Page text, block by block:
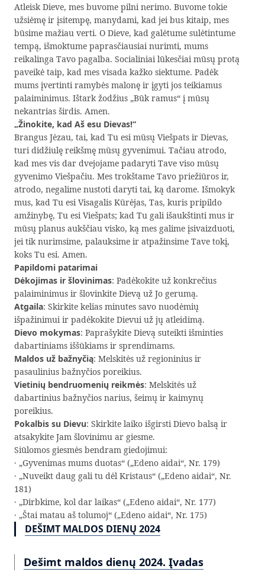
Atleisk Dieve, mes buvome pilni nerimo. Buvome tokie
užsiėmę ir įsitempę, manydami, kad jei bus kitaip, mes
būsime mažiau verti. O Dieve, kad galėtume sulėtintume
tempą, išmoktume paprasčiausiai nurimti, mums
reikalinga Tavo pagalba. Socialiniai lūkesčiai mūsų protą
paveikė taip, kad mes visada kažko siektume. Padėk
mums įvertinti ramybės malonę ir įgyti jos teikiamus
palaiminimus. Ištark žodžius „Būk ramus“ į mūsų
nekantrias širdis. Amen.
„Žinokite, kad Aš esu Dievas!“
Brangus Jėzau, tai, kad Tu esi mūsų Viešpats ir Dievas,
turi didžiulę reikšmę mūsų gyvenimui. Tačiau atrodo,
kad mes vis dar dvejojame padaryti Tave viso mūsų
gyvenimo Viešpačiu. Mes trokštame Tavo priežiūros ir,
atrodo, negalime nustoti daryti tai, ką darome. Išmokyk
mus, kad Tu esi Visagalis Kūrėjas, Tas, kuris pripildo
amžinybę, Tu esi Viešpats; kad Tu gali išaukštinti mus ir
mūsų planus aukščiau visko, ką mes galime įsivaizduoti,
jei tik nurimsime, palauksime ir atpažinsime Tave tokį,
koks Tu esi. Amen.
Papildomi patarimai
Dėkojimas ir šlovinimas: Padėkokite už konkrečius
palaiminimus ir šlovinkite Dievą už Jo gerumą.
Atgaila: Skirkite kelias minutes savo nuodėmių
išpažinimui ir padėkokite Dievui už jų atleidimą.
Dievo mokymas: Paprašykite Dievą suteikti išminties
dabartiniams iššūkiams ir sprendimams.
Maldos už bažnyčią: Melskitės už regioninius ir
pasaulinius bažnyčios poreikius.
Vietinių bendruomenių reikmės: Melskitės už
dabartinius bažnyčios narius, šeimų ir kaimynų
poreikius.
Pokalbis su Dievu: Skirkite laiko išgirsti Dievo balsą ir
atsakykite Jam šlovinimu ar giesme.
Siūlomos giesmės bendram giedojimui:
· „Gyvenimas mums duotas“ („Edeno aidai“, Nr. 179)
· „Nuveikt daug gali tu dėl Kristaus“ („Edeno aidai“, Nr.
181)
· „Dirbkime, kol dar laikas“ („Edeno aidai“, Nr. 177)
· „Štai matau aš tolumoj“ („Edeno aidai“, Nr. 175)
DEŠIMT MALDOS DIENŲ 2024
Dešimt maldos dienų 2024. Įvadas